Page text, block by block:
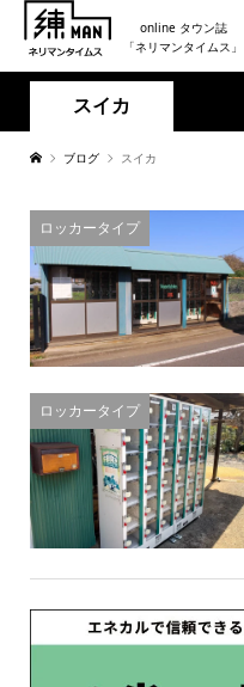
online タウン誌
「ネリマンタイムス」
スイカ
ブログ スイカ
ロッカータイプ
ロッカータイプ